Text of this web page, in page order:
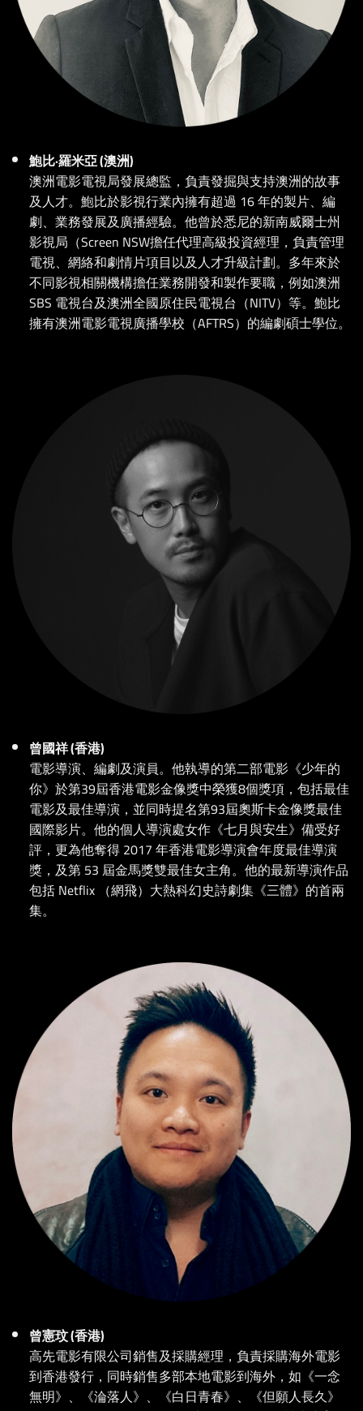
鮑比·羅米亞 (澳洲)
澳洲電影電視局發展總監，負責發掘與支持澳洲的故事
及人才。鮑比於影視行業內擁有超過 16 年的製片、編
劇、業務發展及廣播經驗。他曾於悉尼的新南威爾士州
影視局（Screen NSW擔任代理高級投資經理，負責管理
電視、網絡和劇情片項目以及人才升級計劃。多年來於
不同影視相關機構擔任業務開發和製作要職，例如澳洲
SBS 電視台及澳洲全國原住民電視台（NITV）等。鮑比
擁有澳洲電影電視廣播學校（AFTRS）的編劇碩士學位。
曾國祥 (香港)
電影導演、編劇及演員。他執導的第二部電影《少年的
你》於第39屆香港電影金像獎中榮獲8個獎項，包括最佳
電影及最佳導演，並同時提名第93屆奧斯卡金像獎最佳
國際影片。他的個人導演處女作《七月與安生》備受好
評，更為他奪得 2017 年香港電影導演會年度最佳導演
獎，及第 53 屆金馬獎雙最佳女主角。他的最新導演作品
包括 Netflix （網飛）大熱科幻史詩劇集《三體》的首兩
集。
曾憲玟 (香港)
高先電影有限公司銷售及採購經理，負責採購海外電影
到香港發行，同時銷售多部本地電影到海外，如《一念
無明》、《淪落人》、《白日青春》、《但願人長久》